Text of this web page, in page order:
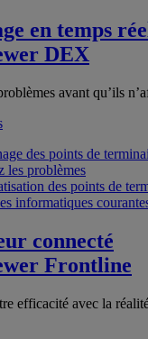
en temps
DEX
avant qu’ils
des points de
les problèmes
des points de
informatiques
connecté
Frontline
efficacité avec la